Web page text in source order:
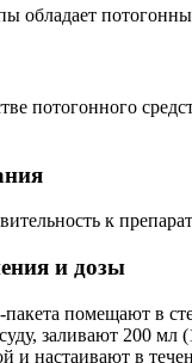
обладает
потогонного
к
и дозы
помещают в
заливают 200 мл
и настаивают в